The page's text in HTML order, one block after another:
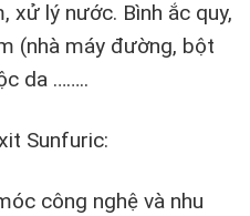
xử lý nước. Bình ắc quy,
(nhà máy đường, bột
da ……..
Sunfuric:
công nghệ và nhu